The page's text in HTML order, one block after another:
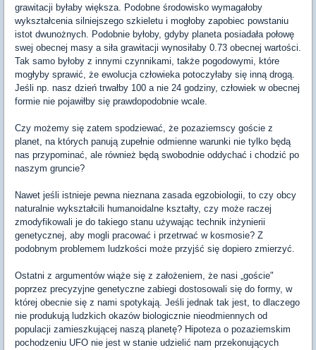
grawitacji byłaby większa. Podobne środowisko wymagałoby
wykształcenia silniejszego szkieletu i mogłoby zapobiec powstaniu
istot dwunożnych. Podobnie byłoby, gdyby planeta posiadała połowę
swej obecnej masy a siła grawitacji wynosiłaby 0.73 obecnej wartości.
Tak samo byłoby z innymi czynnikami, także pogodowymi, które
mogłyby sprawić, że ewolucja człowieka potoczyłaby się inną drogą.
Jeśli np. nasz dzień trwałby 100 a nie 24 godziny, człowiek w obecnej
formie nie pojawiłby się prawdopodobnie wcale.
Czy możemy się zatem spodziewać, że pozaziemscy goście z
planet, na których panują zupełnie odmienne warunki nie tylko będą
nas przypominać, ale również będą swobodnie oddychać i chodzić po
naszym gruncie?
Nawet jeśli istnieje pewna nieznana zasada egzobiologii, to czy obcy
naturalnie wykształcili humanoidalne kształty, czy może raczej
zmodyfikowali je do takiego stanu używając technik inżynierii
genetycznej, aby mogli pracować i przetrwać w kosmosie? Z
podobnym problemem ludzkości może przyjść się dopiero zmierzyć.
Ostatni z argumentów wiąże się z założeniem, że nasi „goście"
poprzez precyzyjne genetyczne zabiegi dostosowali się do formy, w
której obecnie się z nami spotykają. Jeśli jednak tak jest, to dlaczego
nie produkują ludzkich okazów biologicznie nieodmiennych od
populacji zamieszkującej naszą planetę? Hipoteza o pozaziemskim
pochodzeniu UFO nie jest w stanie udzielić nam przekonujących